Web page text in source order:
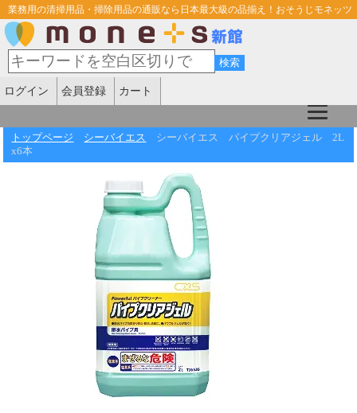
業務用の清掃用品・掃除用品の通販なら日本最大級の品揃え！おそうじモネッツ
ログイン 会員登録 カート
トップページ シーバイエス
シーバイエス パイプクリアジェル 2L
x6本